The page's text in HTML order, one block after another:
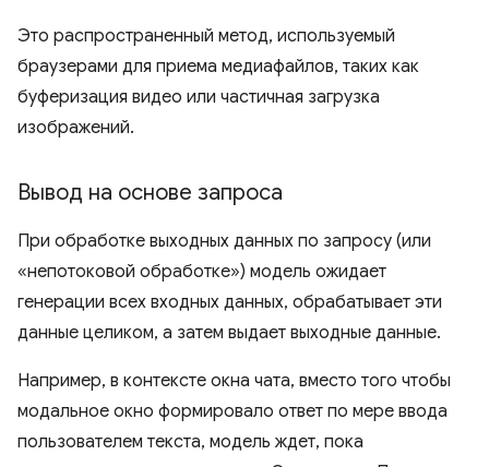
Это распространенный метод, используемый
браузерами для приема медиафайлов, таких как
буферизация видео или частичная загрузка
изображений.
Вывод на основе запроса
При обработке выходных данных по запросу (или
«непотоковой обработке») модель ожидает
генерации всех входных данных, обрабатывает эти
данные целиком, а затем выдает выходные данные.
Например, в контексте окна чата, вместо того чтобы
модальное окно формировало ответ по мере ввода
пользователем текста, модель ждет, пока